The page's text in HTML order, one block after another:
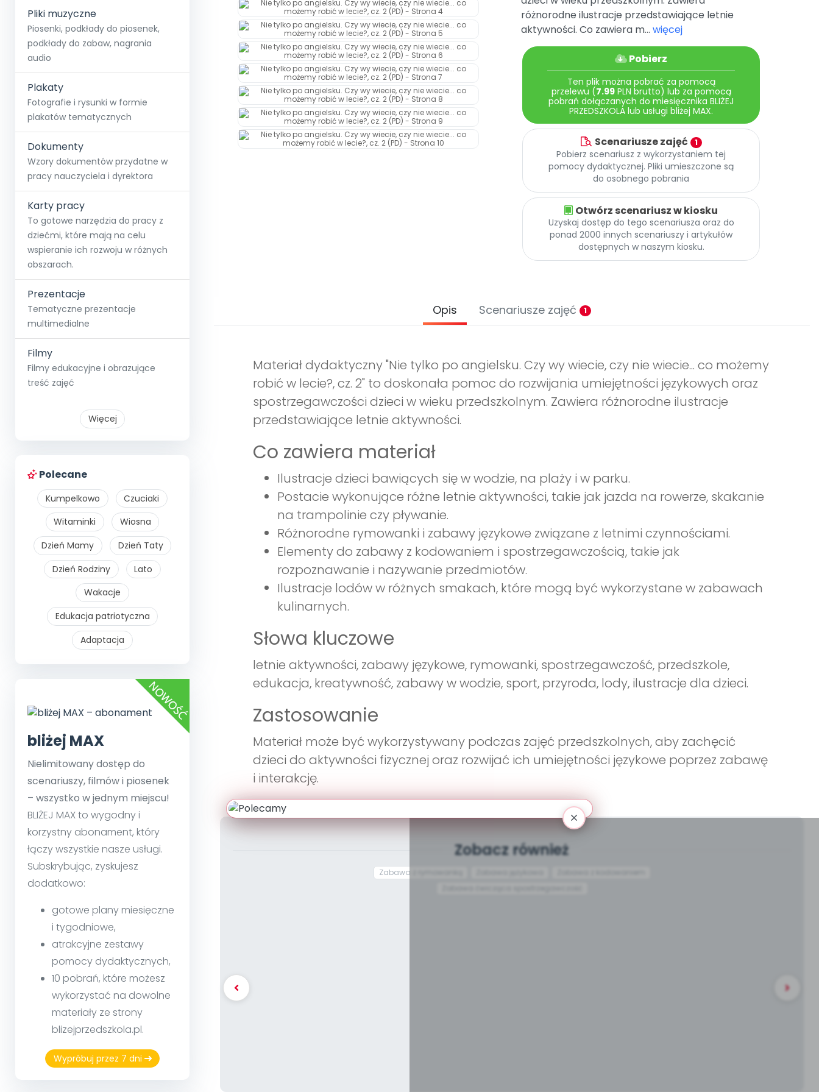
Pliki muzyczne
Piosenki, podkłady do piosenek,
podkłady do zabaw, nagrania
audio
Plakaty
Fotografie i rysunki w formie
plakatów tematycznych
Dokumenty
Wzory dokumentów przydatne w
pracy nauczyciela i dyrektora
Karty pracy
To gotowe narzędzia do pracy z
dziećmi, które mają na celu
wspieranie ich rozwoju w różnych
obszarach.
Prezentacje
Tematyczne prezentacje
multimedialne
Filmy
Filmy edukacyjne i obrazujące
treść zajęć
Więcej
Polecane
Kumpelkowo
Czuciaki
Witaminki
Wiosna
Dzień Mamy
Dzień Taty
Dzień Rodziny
Lato
Wakacje
Edukacja patriotyczna
Adaptacja
bliżej MAX
Nielimitowany dostęp do
scenariuszy, filmów i piosenek
– wszystko w jednym miejscu!
BLIŻEJ MAX to wygodny i
korzystny abonament, który
łączy wszystkie nasze usługi.
Subskrybując, zyskujesz
dodatkowo:
gotowe plany miesięczne
i tygodniowe,
atrakcyjne zestawy
pomocy dydaktycznych,
10 pobrań, które możesz
wykorzystać na dowolne
materiały ze strony
blizejprzedszkola.pl.
Wypróbuj przez 7 dni
różnorodne ilustracje przedstawiające letnie
aktywności. Co zawiera m... więcej
Pobierz
Ten plik można pobrać za pomocą
przelewu (7.99PLN brutto) lub za pomocą
pobrań dołączanych do miesięcznika BLIŻEJ
PRZEDSZKOLA lub usługi bliżej MAX.
Scenariusze zajęć 1
Pobierz scenariusz z wykorzystaniem tej
pomocy dydaktycznej. Pliki umieszczone są
do osobnego pobrania
Otwórz scenariusz w kiosku
Uzyskaj dostęp do tego scenariusza oraz do
ponad 2000 innych scenariuszy i artykułów
dostępnych w naszym kiosku.
Opis Scenariusze zajęć 1
Materiał dydaktyczny "Nie tylko po angielsku. Czy wy wiecie, czy nie wiecie... co możemy
robić w lecie?, cz. 2" to doskonała pomoc do rozwijania umiejętności językowych oraz
spostrzegawczości dzieci w wieku przedszkolnym. Zawiera różnorodne ilustracje
przedstawiające letnie aktywności.
Co zawiera materiał
Ilustracje dzieci bawiących się w wodzie, na plaży i w parku.
Postacie wykonujące różne letnie aktywności, takie jak jazda na rowerze, skakanie
na trampolinie czy pływanie.
Różnorodne rymowanki i zabawy językowe związane z letnimi czynnościami.
Elementy do zabawy z kodowaniem i spostrzegawczością, takie jak
rozpoznawanie i nazywanie przedmiotów.
Ilustracje lodów w różnych smakach, które mogą być wykorzystane w zabawach
kulinarnych.
Słowa kluczowe
letnie aktywności, zabawy językowe, rymowanki, spostrzegawczość, przedszkole,
edukacja, kreatywność, zabawy w wodzie, sport, przyroda, lody, ilustracje dla dzieci.
Zastosowanie
Materiał może być wykorzystywany podczas zajęć przedszkolnych, aby zachęcić
dzieci do aktywności fizycznej oraz rozwijać ich umiejętności językowe poprzez zabawę
i interakcję.
Zobacz również
Zabawa z rymowanką